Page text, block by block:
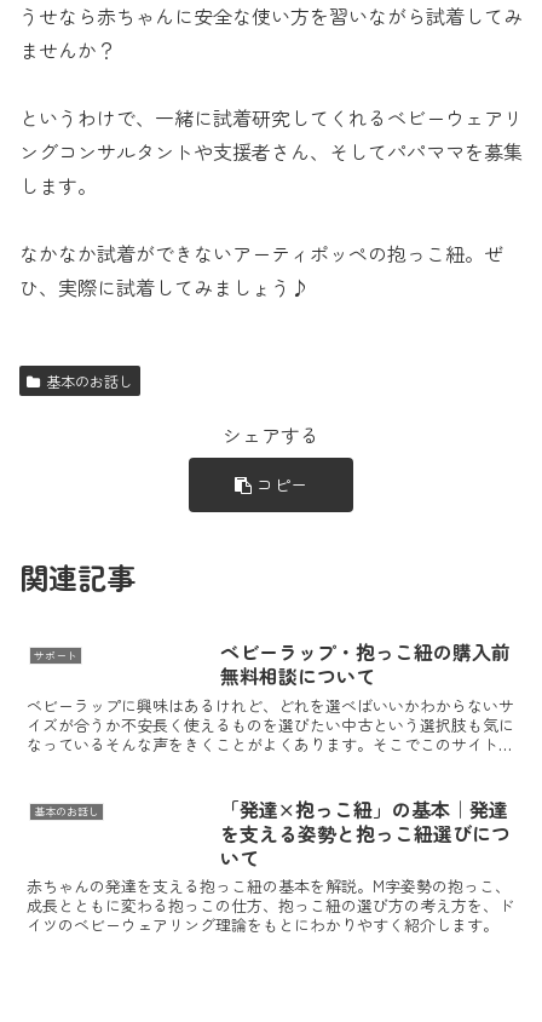
うせなら赤ちゃんに安全な使い方を習いながら試着してみ
ませんか？
というわけで、一緒に試着研究してくれるベビーウェアリ
ングコンサルタントや支援者さん、そしてパパママを募集
します。
なかなか試着ができないアーティポッペの抱っこ紐。ぜ
ひ、実際に試着してみましょう♪
基本のお話し
シェアする
コピー
関連記事
サポート
ベビーラップ・抱っこ紐の購入前
無料相談について
ベビーラップに興味はあるけれど、どれを選べばいいかわからないサ
イズが合うか不安長く使えるものを選びたい中古という選択肢も気に
なっているそんな声をきくことがよくあります。そこでこのサイトで
基本のお話し
「発達×抱っこ紐」の基本｜発達
を支える姿勢と抱っこ紐選びにつ
いて
赤ちゃんの発達を支える抱っこ紐の基本を解説。M字姿勢の抱っこ、
成長とともに変わる抱っこの仕方、抱っこ紐の選び方の考え方を、ド
イツのベビーウェアリング理論をもとにわかりやすく紹介します。